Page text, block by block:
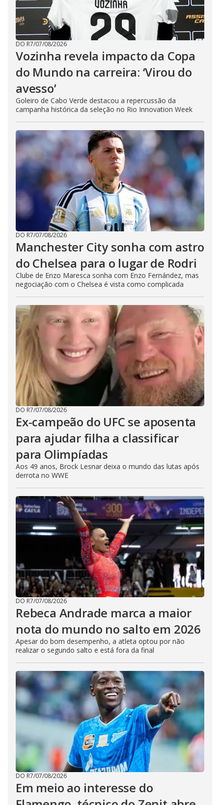
DO R7/07/08/2026
Vozinha revela impacto da Copa
do Mundo na carreira: ‘Virou do
avesso’
Goleiro de Cabo Verde destacou a repercussão da
campanha histórica da seleção no Rio Innovation Week
DO R7/07/08/2026
Manchester City sonha com astro
do Chelsea para o lugar de Rodri
Clube de Enzo Maresca sonha com Enzo Fernández, mas
negociação com o Chelsea é vista como complicada
DO R7/07/08/2026
Ex-campeão do UFC se aposenta
para ajudar filha a classificar
para Olimpíadas
Aos 49 anos, Brock Lesnar deixa o mundo das lutas após
derrota no WWE
DO R7/07/08/2026
Rebeca Andrade marca a maior
nota do mundo no salto em 2026
Apesar do bom desempenho, a atleta optou por não
realizar o segundo salto e está fora da final
DO R7/07/08/2026
Em meio ao interesse do